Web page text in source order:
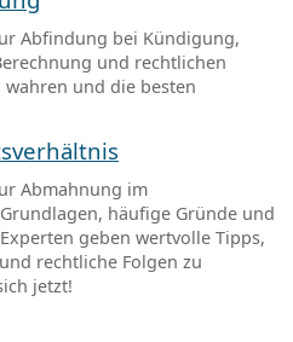
Abfindung bei Kündigung,
und rechtlichen
wahren und die besten
Abmahnung im
häufige Gründe und
geben wertvolle Tipps,
rechtliche Folgen zu
jetzt!